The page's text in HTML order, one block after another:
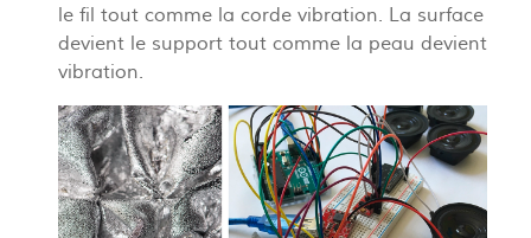
le fil tout comme la corde vibration. La surface
devient le support tout comme la peau devient
vibration.